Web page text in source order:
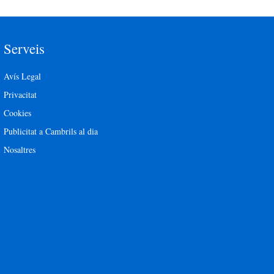
Serveis
Avís Legal
Privacitat
Cookies
Publicitat a Cambrils al dia
Nosaltres